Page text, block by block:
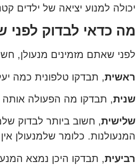
יכולה למנוע יציאה של ילדים
מה כדאי לבדוק לפני
לפני שאתם מזמינים מנעולן,
ראשית, תבדקו טלפונית כמה
שנית, תבדקו מה הפעולה אותה
שלישית, חשוב ביותר לבדוק
המנעולנות. כלומר שלמנעולן
רביעית, תבדקו היכן נמצא